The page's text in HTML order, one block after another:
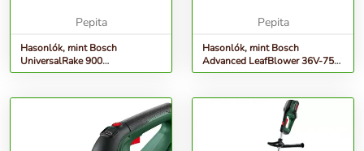
Pepita
Hasonlók, mint Bosch
UniversalRake 900
Gyepszellőztető 060088A001
ÉS...
Pepita
Hasonlók, mint Bosch
Advanced LeafBlower 36V-750
Akkumulátoros Lombfúvó